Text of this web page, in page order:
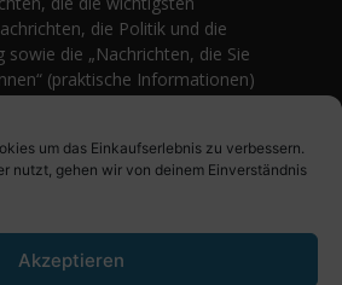
um das Einkaufserlebnis zu verbessern.
nutzt, gehen wir von deinem Einverständnis
Akzeptieren
die Politik und die
sowie die „Nachrichten, die Sie
(praktische Informationen)
um Kryptowährung. Einfache
aus der Praxis werden vor
bevorzugt.